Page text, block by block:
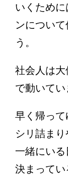
いくため
ンについ
う。
社会人は
で動いてい
早く帰っ
シリ詰ま
一緒にい
決まってい